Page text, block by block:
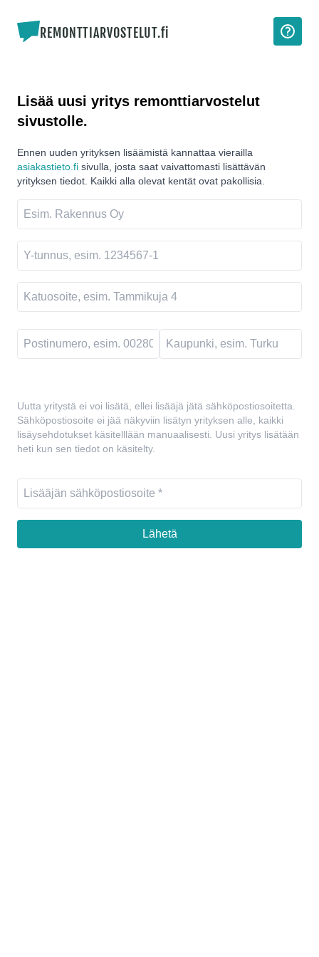
REMONTTIARVOSTELUT.fi
Lisää uusi yritys remonttiarvostelut
sivustolle.
Ennen uuden yrityksen lisäämistä kannattaa vierailla
asiakastieto.fi sivulla, josta saat vaivattomasti lisättävän
yrityksen tiedot. Kaikki alla olevat kentät ovat pakollisia.
Uutta yritystä ei voi lisätä, ellei lisääjä jätä sähköpostiosoitetta.
Sähköpostiosoite ei jää näkyviin lisätyn yrityksen alle, kaikki
lisäysehdotukset käsitelllään manuaalisesti. Uusi yritys lisätään
heti kun sen tiedot on käsitelty.
Lähetä